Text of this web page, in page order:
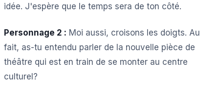
idée. J'espère que le temps sera de ton côté.
Personnage 2 : Moi aussi, croisons les doigts. Au
fait, as-tu entendu parler de la nouvelle pièce de
théâtre qui est en train de se monter au centre
culturel?